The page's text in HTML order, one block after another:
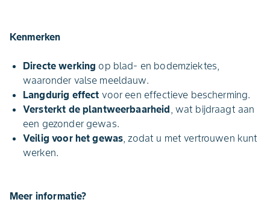
Kenmerken
Directe werking op blad- en bodemziektes,
waaronder valse meeldauw.
Langdurig effect voor een effectieve bescherming.
Versterkt de plantweerbaarheid, wat bijdraagt aan
een gezonder gewas.
Veilig voor het gewas, zodat u met vertrouwen kunt
werken.
Meer informatie?